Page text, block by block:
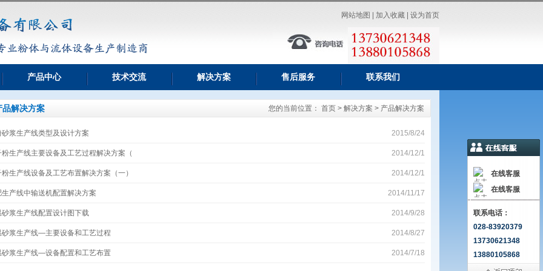
网站地图|加入收藏|设为首页
产品中心 技术交流 解决方案 售后服务 联系我们
品解决方案 您的当前位置： 首页> 解决方案 > 产品解决方案
2015/8/24
砂浆生产线类型及设计方案
2014/12/1
生产线主要设备及工艺过程解决方案（
2014/12/1
生产线设备及工艺布置解决方案（一）
2014/11/17
生产线中输送机配置解决方案
2014/9/28
砂浆生产线配置设计图下载
2014/8/27
砂浆生产线—主要设备和工艺过程
2014/7/18
砂浆生产线—设备配置和工艺布置
在线客服
在线客服
联系电话：
028-83920379
13730621348
13880105868